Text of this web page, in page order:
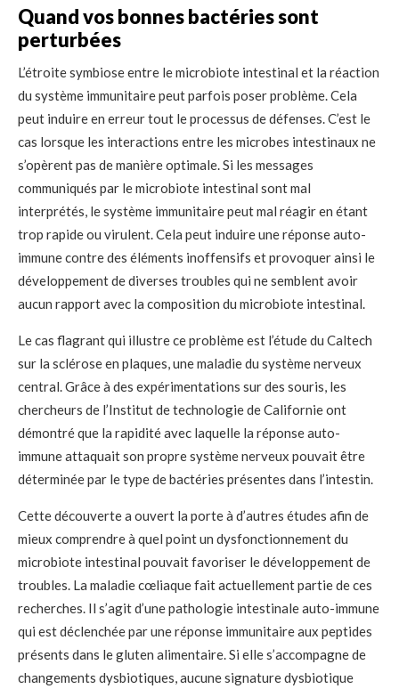
Quand vos bonnes bactéries sont
perturbées
L’étroite symbiose entre le microbiote intestinal et la réaction
du système immunitaire peut parfois poser problème. Cela
peut induire en erreur tout le processus de défenses. C’est le
cas lorsque les interactions entre les microbes intestinaux ne
s’opèrent pas de manière optimale. Si les messages
communiqués par le microbiote intestinal sont mal
interprétés, le système immunitaire peut mal réagir en étant
trop rapide ou virulent. Cela peut induire une réponse auto-
immune contre des éléments inoffensifs et provoquer ainsi le
développement de diverses troubles qui ne semblent avoir
aucun rapport avec la composition du microbiote intestinal.
Le cas flagrant qui illustre ce problème est l’étude du Caltech
sur la sclérose en plaques, une maladie du système nerveux
central. Grâce à des expérimentations sur des souris, les
chercheurs de l’Institut de technologie de Californie ont
démontré que la rapidité avec laquelle la réponse auto-
immune attaquait son propre système nerveux pouvait être
déterminée par le type de bactéries présentes dans l’intestin.
Cette découverte a ouvert la porte à d’autres études afin de
mieux comprendre à quel point un dysfonctionnement du
microbiote intestinal pouvait favoriser le développement de
troubles. La maladie cœliaque fait actuellement partie de ces
recherches. Il s’agit d’une pathologie intestinale auto-immune
qui est déclenchée par une réponse immunitaire aux peptides
présents dans le gluten alimentaire. Si elle s’accompagne de
changements dysbiotiques, aucune signature dysbiotique